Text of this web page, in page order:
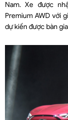
Nam. Xe được
Premium AWD với
dự kiến được bàn